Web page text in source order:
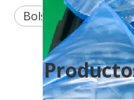
Bolsa azul VCI para